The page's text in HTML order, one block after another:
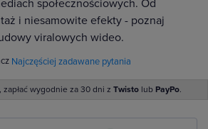
społecznościowych. Od
i niesamowite efekty - poznaj
viralowych wideo.
Najczęściej zadawane pytania
wygodnie za 30 dni z Twisto lub PayPo.